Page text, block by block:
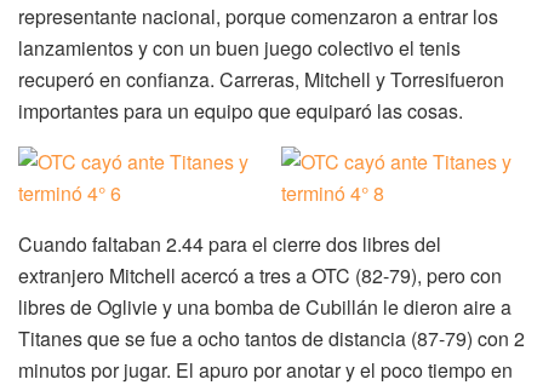
representante nacional, porque comenzaron a entrar los
lanzamientos y con un buen juego colectivo el tenis
recuperó en confianza. Carreras, Mitchell y Torresifueron
importantes para un equipo que equiparó las cosas.
Cuando faltaban 2.44 para el cierre dos libres del
extranjero Mitchell acercó a tres a OTC (82-79), pero con
libres de Oglivie y una bomba de Cubillán le dieron aire a
Titanes que se fue a ocho tantos de distancia (87-79) con 2
minutos por jugar. El apuro por anotar y el poco tiempo en